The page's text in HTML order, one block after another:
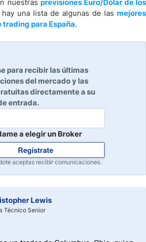
nuestras previsiones Euro/Dólar de los
una lista de algunas de las mejores
para España.
para recibir las últimas
del mercado y las
directamente a su
entrada.
a elegir un Broker
Regístrate
aceptas recibir comunicaciones.
Lewis
Técnico Senior